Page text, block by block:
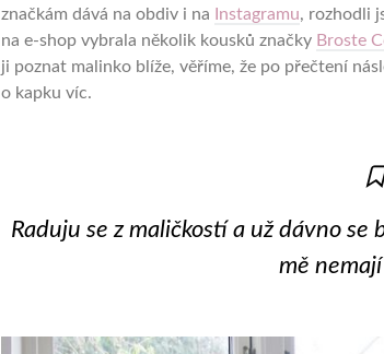
značkám dává na obdiv i na
Instagramu, rozhodli
na e-shop vybrala několik kousků značky Broste
ji poznat malinko blíže, věříme, že po přečtení
o kapku víc.
Raduju se z maličkostí a už dávno
mě